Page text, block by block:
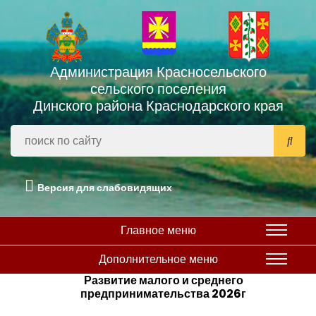
Администрация Красносельского
сельского поселения
Динского района Краснодарского края
Версия для слабовидящих
Главное меню
Дополнительное меню
Развитие малого и среднего
предпринимательства 2026г